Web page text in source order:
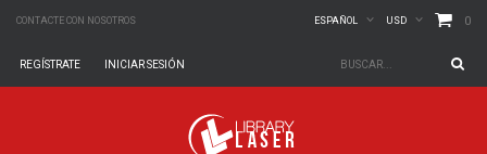
CONTACTE CON NOSOTROS 0
USD
ESPAÑOL
INICIAR SESIÓN
REGÍSTRATE